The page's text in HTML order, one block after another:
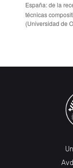
España: de la
técnicas
(Universidad de